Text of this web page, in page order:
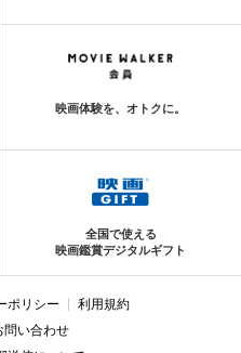
映画体験を、オトクに。
全国で使える
映画鑑賞デジタルギフト
ポリシー
利用規約
問い合わせ